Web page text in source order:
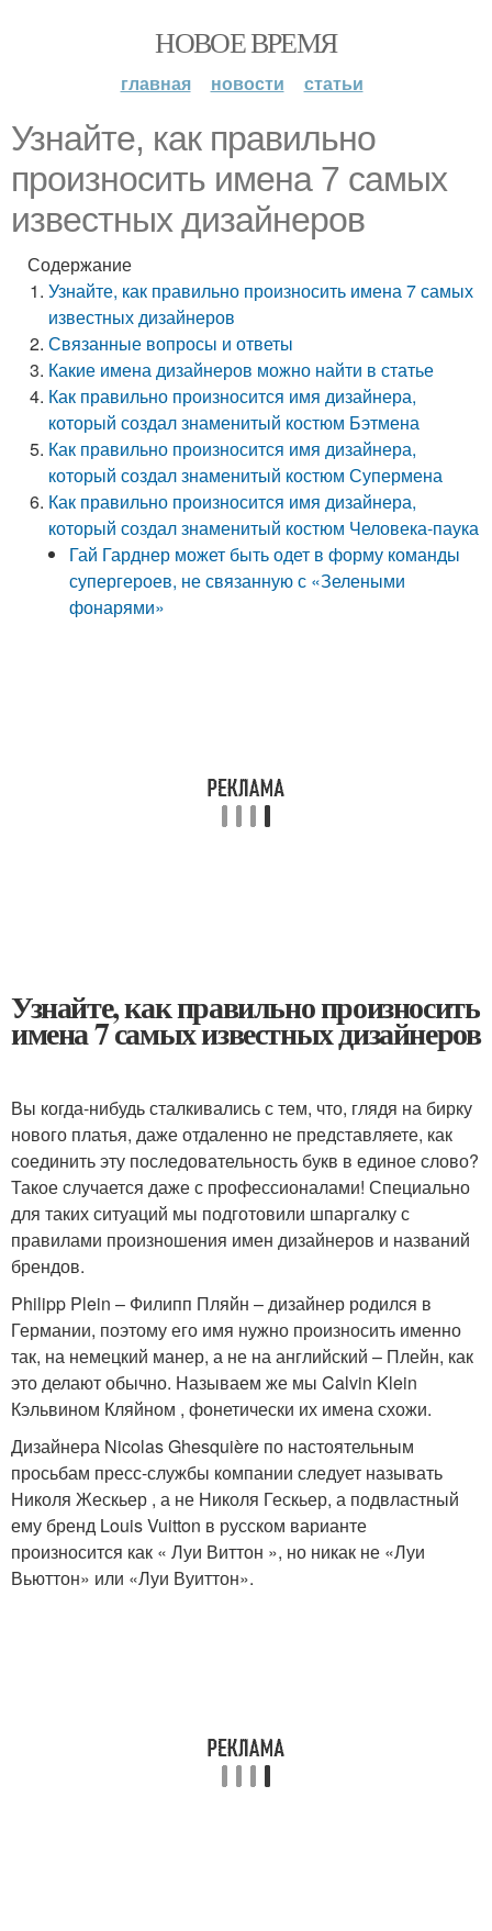
НОВОЕ ВРЕМЯ
главная новости статьи
Узнайте, как правильно
произносить имена 7 самых
известных дизайнеров
Содержание
Узнайте, как правильно произносить имена 7 самых
известных дизайнеров
Связанные вопросы и ответы
Какие имена дизайнеров можно найти в статье
Как правильно произносится имя дизайнера,
который создал знаменитый костюм Бэтмена
Как правильно произносится имя дизайнера,
который создал знаменитый костюм Супермена
Как правильно произносится имя дизайнера,
который создал знаменитый костюм Человека-паука
Гай Гарднер может быть одет в форму команды
супергероев, не связанную с «Зелеными
фонарями»
Узнайте, как правильно произносить
имена 7 самых известных дизайнеров
Вы когда-нибудь сталкивались с тем, что, глядя на бирку
нового платья, даже отдаленно не представляете, как
соединить эту последовательность букв в единое слово?
Такое случается даже с профессионалами! Специально
для таких ситуаций мы подготовили шпаргалку с
правилами произношения имен дизайнеров и названий
брендов.
Philipp Plein – Филипп Пляйн – дизайнер родился в
Германии, поэтому его имя нужно произносить именно
так, на немецкий манер, а не на английский – Плейн, как
это делают обычно. Называем же мы Calvin Klein
Кэльвином Кляйном , фонетически их имена схожи.
Дизайнера Nicolas Ghesquière по настоятельным
просьбам пресс-службы компании следует называть
Николя Жескьер , а не Николя Гескьер, а подвластный
ему бренд Louis Vuitton в русском варианте
произносится как « Луи Виттон », но никак не «Луи
Вьюттон» или «Луи Вуиттон».